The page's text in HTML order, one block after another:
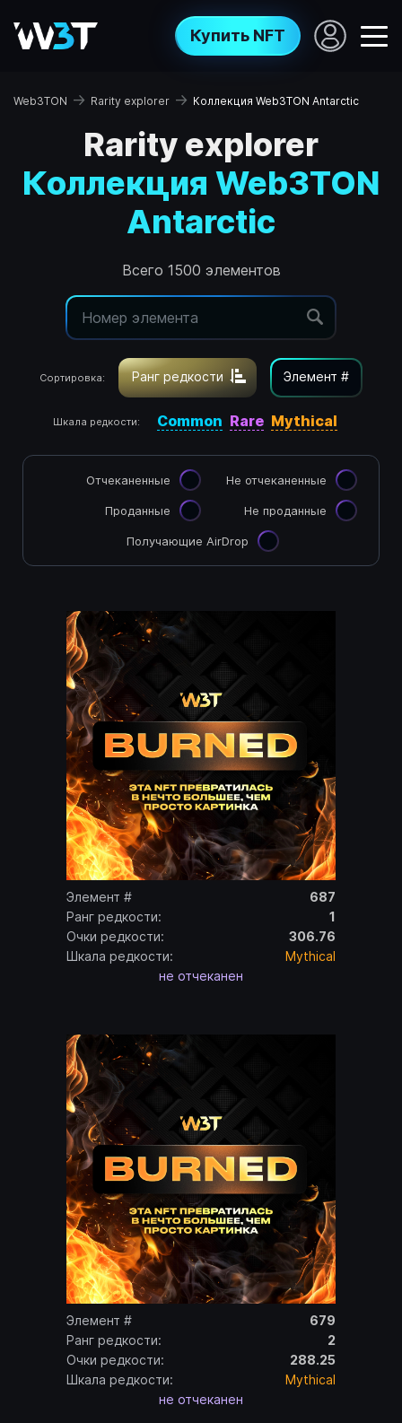
Купить NFT
Web3TON → Rarity explorer → Коллекция Web3TON Antarctic
Rarity explorer
Коллекция Web3TON
Antarctic
Всего 1500 элементов
Сортировка: Ранг редкости Элемент #
Шкала редкости: Common Rare Mythical
Отчеканенные Не отчеканенные
Проданные Не проданные
Получающие AirDrop
Элемент #
687
Ранг редкости:
1
Очки редкости:
306.76
Шкала редкости:
Mythical
не отчеканен
Элемент #
679
Ранг редкости:
2
Очки редкости:
288.25
Шкала редкости:
Mythical
не отчеканен